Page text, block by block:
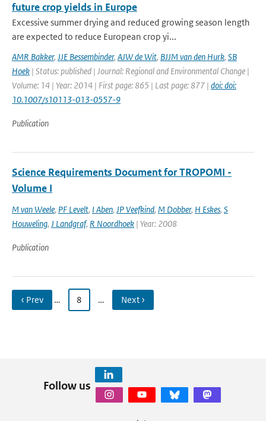
future crop yields in Europe
Excessive summer drying and reduced growing season length
are expected to reduce European crop yi...
AMR Bakker, JJE Bessembinder, AJW de Wit, BJJM van den Hurk, SB
Hoek | Status: published | Journal: Regional and Environmental Change |
Volume: 14 | Year: 2014 | First page: 865 | Last page: 877 | doi: doi:
10.1007/s10113-013-0557-9
Publication
Science Requirements Document for TROPOMI -
Volume I
M van Weele, PF Levelt, I Aben, JP Veefkind, M Dobber, H Eskes, S
Houweling, J Landgraf, R Noordhoek | Year: 2008
Publication
‹ Prev … 8 … Next ›
Follow us